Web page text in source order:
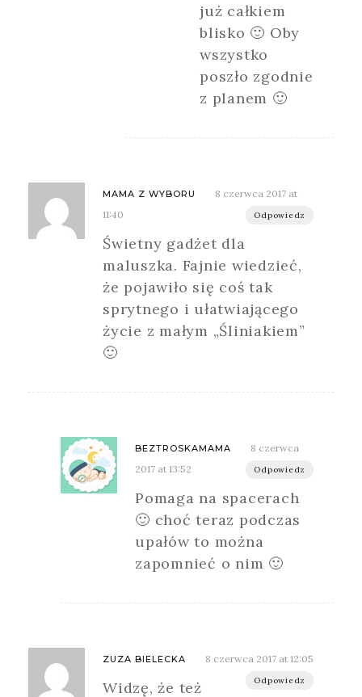
już całkiem
blisko 🙂 Oby
wszystko
poszło zgodnie
z planem 🙂
MAMA Z WYBORU
8 czerwca 2017 at
11:40
Odpowiedz
Świetny gadżet dla
maluszka. Fajnie wiedzieć,
że pojawiło się coś tak
sprytnego i ułatwiającego
życie z małym „Śliniakiem”
🙂
BEZTROSKAMAMA
8 czerwca
2017 at 13:52
Odpowiedz
Pomaga na spacerach
🙂 choć teraz podczas
upałów to można
zapomnieć o nim 🙂
ZUZA BIELECKA 8 czerwca 2017 at 12:05
Odpowiedz
Widzę, że też